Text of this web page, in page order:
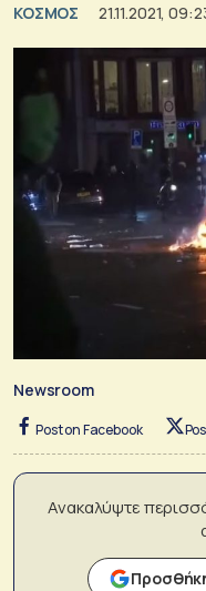
ΚΟΣΜΟΣ 21.11.2021,
Newsroom
Post on Facebook
Ανακαλύψτε